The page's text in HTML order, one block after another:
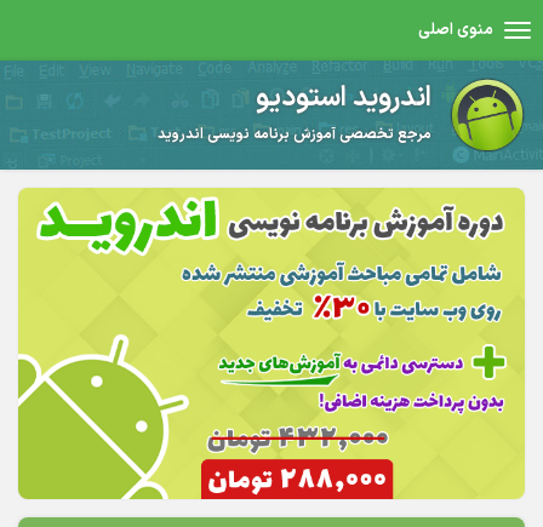
منوی اصلی
اندروید استودیو
مرجع تخصصی آموزش برنامه نویسی اندروید